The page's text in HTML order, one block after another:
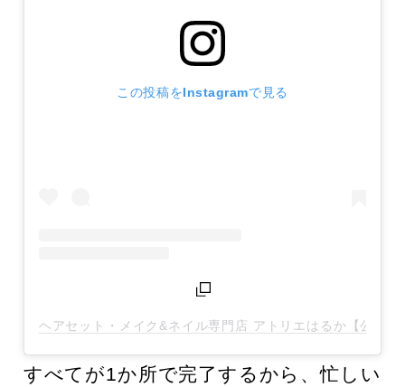
この投稿をInstagramで見る
ヘアセット・メイク&ネイル専門店 アトリエはるか【公式
すべてが1か所で完了するから、忙しい